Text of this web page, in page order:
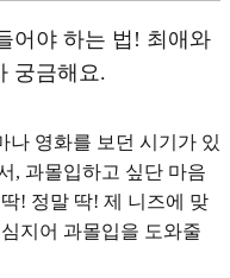
어야 하는 법! 최애와
궁금해요.
나 영화를 보던 시기가 있
, 과몰입하고 싶단 마음
! 정말 딱! 제 니즈에 맞
지어 과몰입을 도와줄